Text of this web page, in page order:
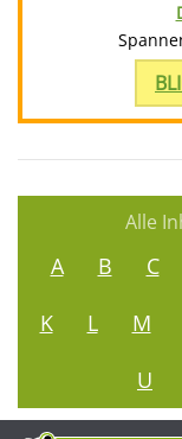
Alle
A B C
K
L M
U